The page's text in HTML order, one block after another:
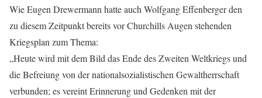
Wie Eugen Drewermann hatte auch Wolfgang Effenberger den
zu diesem Zeitpunkt bereits vor Churchills Augen stehenden
Kriegsplan zum Thema:
„Heute wird mit dem Bild das Ende des Zweiten Weltkriegs und
die Befreiung von der nationalsozialistischen Gewaltherrschaft
verbunden; es vereint Erinnerung und Gedenken mit der